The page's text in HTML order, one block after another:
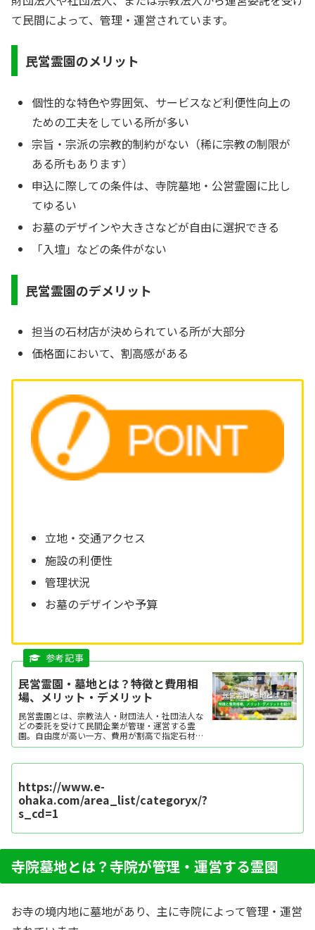
て民間によって、管理・運営されています。
民営霊園のメリット
個性的な特色や雰囲気、サービスなど利便性向上の
ための工夫をしている所が多い
宗旨・宗派の宗教的制約がない（稀に宗教の制限が
ある所もあります）
申込に際しての条件は、寺院墓地・公営霊園に比し
てゆるい
お墓のデザインや大きさなどが自由に選択できる
「入壇」などの条件がない
民営霊園のデメリット
担当の石材店が決められている所が大部分
価格面において、割高感がある
立地・交通アクセス
施設の利便性
管理状況
お墓のデザインや予算
民営霊園・墓地とは？特徴と費用相
場、メリット・デメリット
民営霊園とは、宗教法人・財団法人・社団法人な
どの委託を受けて民間企業が管理・運営する霊
園。自由度が高い一方、費用が割高で指定石材店
があるのがデメリットです。ここでは、民営霊園
す。
https://www.e-
ohaka.com/area_list/categoryx/?
s_cd=1
寺院墓地とは？寺院が管理・運営する霊園
お寺の境内地に墓地があり、主に寺院によって管理・運営